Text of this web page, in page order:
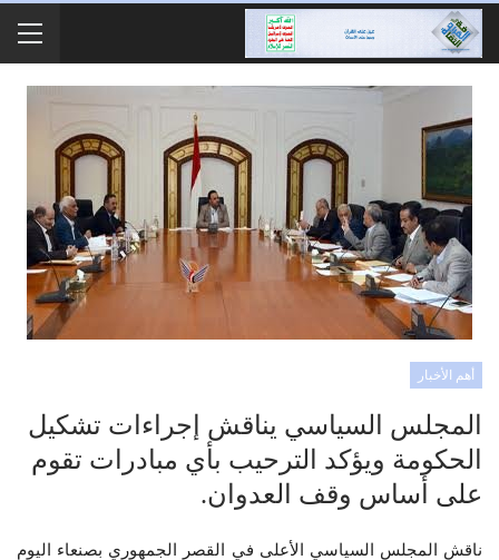
أهم الأخبار
المجلس السياسي يناقش إجراءات تشكيل
الحكومة ويؤكد الترحيب بأي مبادرات تقوم
على أساس وقف العدوان.
ناقش المجلس السياسي الأعلى في القصر الجمهوري بصنعاء اليوم